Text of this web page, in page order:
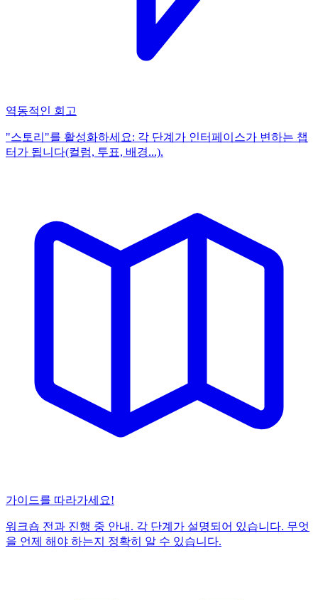
역동적인 회고
"스토리"를 활성화하세요: 각 단계가 인터페이스가 변하는 챕
터가 됩니다(컬럼, 투표, 배경...).
가이드를 따라가세요!
워크숍 전과 진행 중 안내. 각 단계가 설명되어 있습니다. 무엇
을 언제 해야 하는지 정확히 알 수 있습니다.